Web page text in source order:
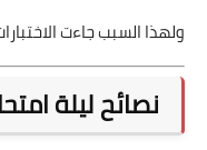
ولهذا السبب جاءت
نصائح ليلة